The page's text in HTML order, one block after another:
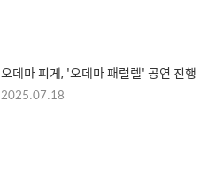
오데마 피게, '오데마 패럴렐' 공연 진행
2025.07.18